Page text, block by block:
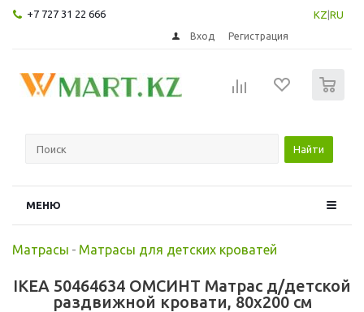
+7 727 31 22 666 KZ RU
Вход Регистрация
Найти
МЕНЮ
Матрасы - Матрасы для детских кроватей
IKEA 50464634 ОМСИНТ Матрас д/детской
раздвижной кровати, 80x200 см